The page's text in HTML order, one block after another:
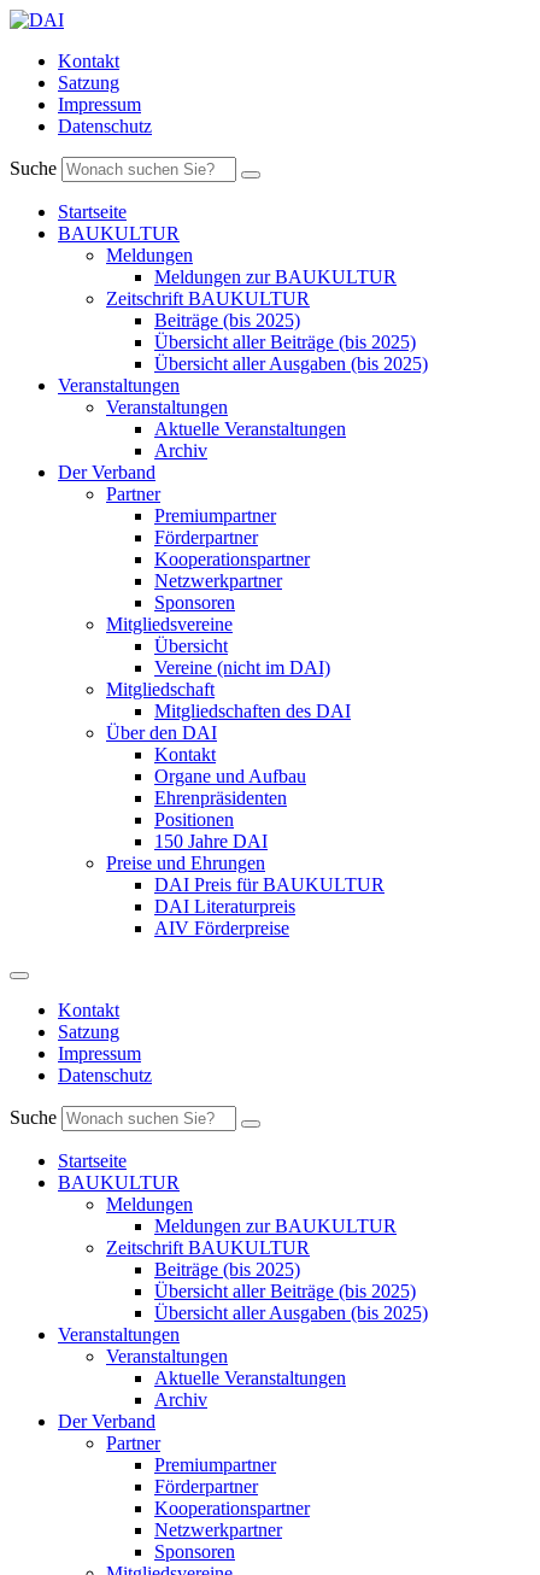
Kontakt
Satzung
Impressum
Datenschutz
Suche
Startseite
BAUKULTUR
Meldungen
Meldungen zur BAUKULTUR
Zeitschrift BAUKULTUR
Beiträge (bis 2025)
Übersicht aller Beiträge (bis 2025)
Übersicht aller Ausgaben (bis 2025)
Veranstaltungen
Veranstaltungen
Aktuelle Veranstaltungen
Archiv
Der Verband
Partner
Premiumpartner
Förderpartner
Kooperationspartner
Netzwerkpartner
Sponsoren
Mitgliedsvereine
Übersicht
Vereine (nicht im DAI)
Mitgliedschaft
Mitgliedschaften des DAI
Über den DAI
Kontakt
Organe und Aufbau
Ehrenpräsidenten
Positionen
150 Jahre DAI
Preise und Ehrungen
DAI Preis für BAUKULTUR
DAI Literaturpreis
AIV Förderpreise
Kontakt
Satzung
Impressum
Datenschutz
Suche
Startseite
BAUKULTUR
Meldungen
Meldungen zur BAUKULTUR
Zeitschrift BAUKULTUR
Beiträge (bis 2025)
Übersicht aller Beiträge (bis 2025)
Übersicht aller Ausgaben (bis 2025)
Veranstaltungen
Veranstaltungen
Aktuelle Veranstaltungen
Archiv
Der Verband
Partner
Premiumpartner
Förderpartner
Kooperationspartner
Netzwerkpartner
Sponsoren